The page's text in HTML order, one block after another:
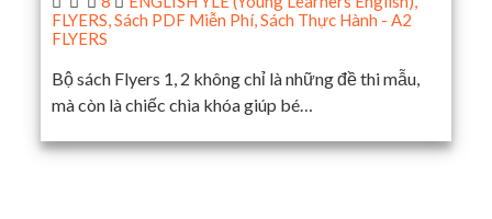
FLYERS,Sách PDF Miễn Phí,Sách Thực Hành - A2
FLYERS
Bộ sách Flyers 1, 2 không chỉ là những đề thi mẫu,
mà còn là chiếc chìa khóa giúp bé…